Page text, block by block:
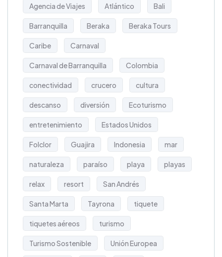
Agencia de Viajes Atlántico Bali
Barranquilla Beraka Beraka Tours
Caribe Carnaval
Carnaval de Barranquilla Colombia
conectividad crucero cultura
descanso diversión Ecoturismo
entretenimiento Estados Unidos
Folclor Guajira Indonesia mar
naturaleza paraíso playa playas
relax resort San Andrés
Santa Marta Tayrona tiquete
tiquetes aéreos turismo
Turismo Sostenible Unión Europea